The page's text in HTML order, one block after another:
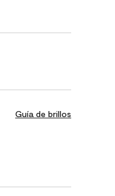
Guía de brillos